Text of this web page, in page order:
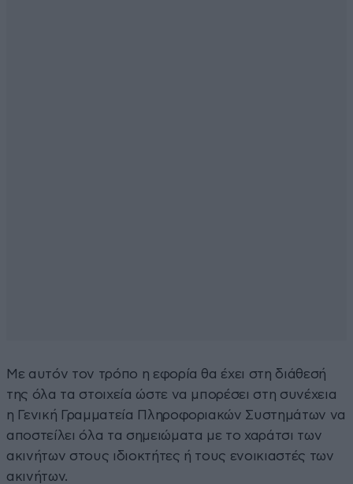
Με αυτόν τον τρόπο η εφορία θα έχει στη διάθεσή
της όλα τα στοιχεία ώστε να μπορέσει στη συνέχεια
η Γενική Γραμματεία Πληροφοριακών Συστημάτων να
αποστείλει όλα τα σημειώματα με το χαράτσι των
ακινήτων στους ιδιοκτήτες ή τους ενοικιαστές των
ακινήτων.